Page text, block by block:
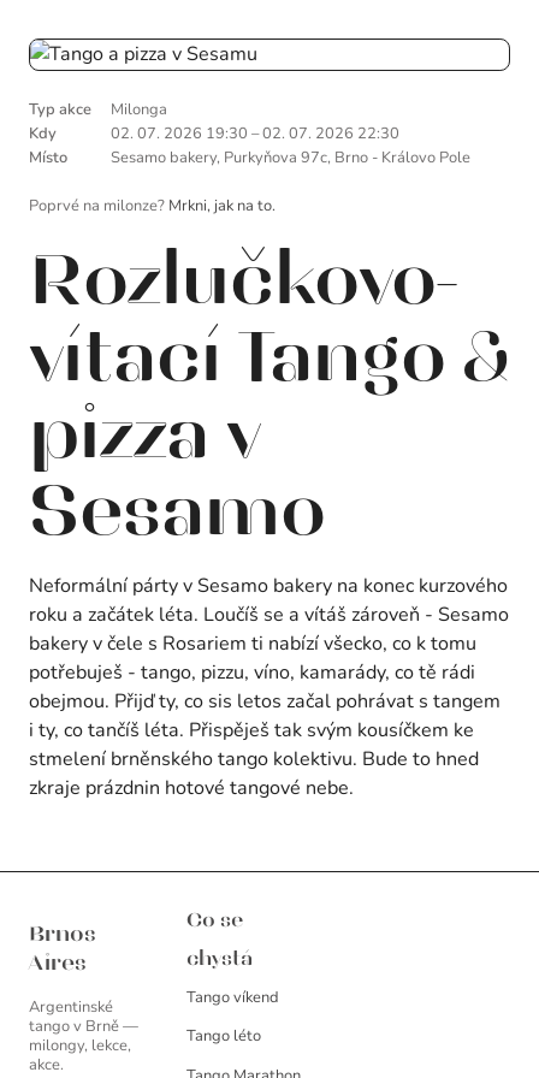
Typ akce
Milonga
Kdy
02. 07. 2026 19:30 –02. 07. 2026 22:30
Místo
Sesamo bakery, Purkyňova 97c, Brno - Královo Pole
Poprvé na milonze? Mrkni, jak na to.
Rozlučkovo-
vítací Tango &
pizza v
Sesamo
Neformální párty v Sesamo bakery na konec kurzového
roku a začátek léta. Loučíš se a vítáš zároveň - Sesamo
bakery v čele s Rosariem ti nabízí všecko, co k tomu
potřebuješ - tango, pizzu, víno, kamarády, co tě rádi
obejmou. Přijď ty, co sis letos začal pohrávat s tangem
i ty, co tančíš léta. Přispěješ tak svým kousíčkem ke
stmelení brněnského tango kolektivu. Bude to hned
zkraje prázdnin hotové tangové nebe.
Brnos
Aires
Argentinské
tango v Brně —
milongy, lekce,
akce.
Co se
chystá
Tango víkend
Tango léto